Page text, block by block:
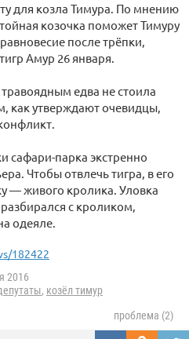
для козла Тимура. По мнению
козочка поможет Тимуру
после трёпки,
Амур 26 января.
едва не стоила
как утверждают очевидцы,
сафари-парка экстренно
Чтобы отвлечь тигра, в его
— живого кролика. Уловка
с кроликом,
одеяле.
182422
2016
, козёл тимур
проблема (2)